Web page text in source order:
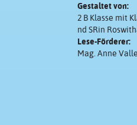
Gestaltet von:
2 B Klasse mit
nd SRin
Lese-Förderer:
Mag. Anne